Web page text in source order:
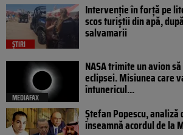
ȘTIRI
Intervenție în forță pe
scos turiștii din apă,
salvamarii
MEDIAFAX
NASA trimite un avion
eclipsei. Misiunea care
întunericul...
Ștefan Popescu, analiză
înseamnă acordul de la